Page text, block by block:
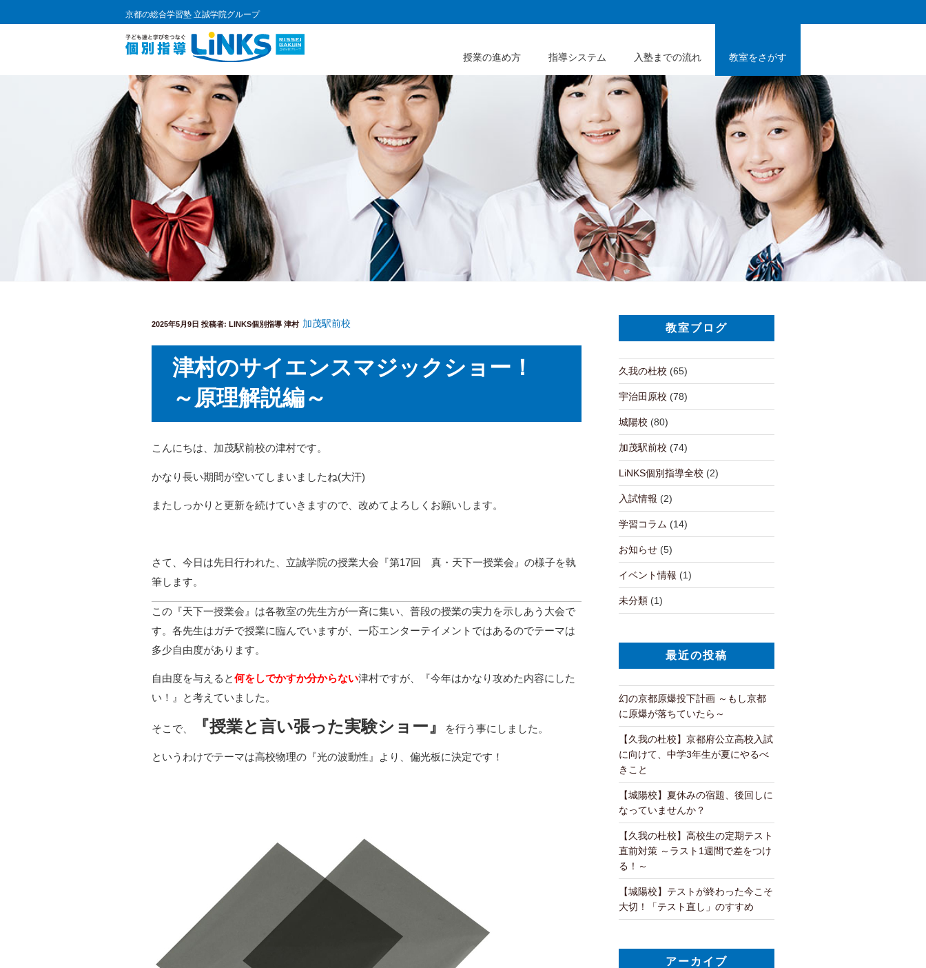
京都の総合学習塾 立誠学院グループ
授業の進め方 指導システム 入塾までの流れ 教室をさがす
投
日:
2025年5月9日 投稿者: LINKS個別指導 津村 加茂駅前校
津村のサイエンスマジックショー！
～原理解説編～
こんにちは、加茂駅前校の津村です。
かなり長い期間が空いてしまいましたね(大汗)
またしっかりと更新を続けていきますので、改めてよろしくお願いします。
さて、今日は先日行われた、立誠学院の授業大会『第17回 真・天下一授業会』の様子を執
筆します。
この『天下一授業会』は各教室の先生方が一斉に集い、普段の授業の実力を示しあう大会で
す。各先生はガチで授業に臨んでいますが、一応エンターテイメントではあるのでテーマは
多少自由度があります。
自由度を与えると何をしでかすか分からない津村ですが、『今年はかなり攻めた内容にした
い！』と考えていました。
そこで、 『授業と言い張った実験ショー』 を行う事にしました。
というわけでテーマは高校物理の『光の波動性』より、偏光板に決定です！
教室ブログ
久我の杜校 (65)
宇治田原校 (78)
城陽校 (80)
加茂駅前校 (74)
LiNKS個別指導全校 (2)
入試情報 (2)
学習コラム (14)
お知らせ (5)
イベント情報 (1)
未分類 (1)
最近の投稿
幻の京都原爆投下計画 ～もし京都
に原爆が落ちていたら～
【久我の杜校】京都府公立高校入試
に向けて、中学3年生が夏にやるべ
きこと
【城陽校】夏休みの宿題、後回しに
なっていませんか？
【久我の杜校】高校生の定期テスト
直前対策 ～ラスト1週間で差をつけ
る！～
【城陽校】テストが終わった今こそ
大切！「テスト直し」のすすめ
アーカイブ